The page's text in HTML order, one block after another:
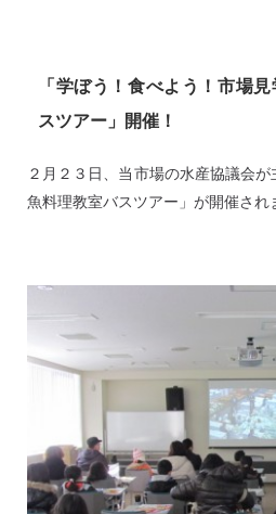
「学ぼう！食べよう！市場
スツアー」開催！
２月２３日、当市場の水産協議会
魚料理教室バスツアー」が開催され